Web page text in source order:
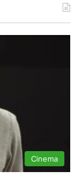
Cinema